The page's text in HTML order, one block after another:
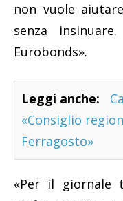
non vuole
senza
Eurobonds».
Leggi anche:
«Consiglio
Ferragosto»
«Per il giornale